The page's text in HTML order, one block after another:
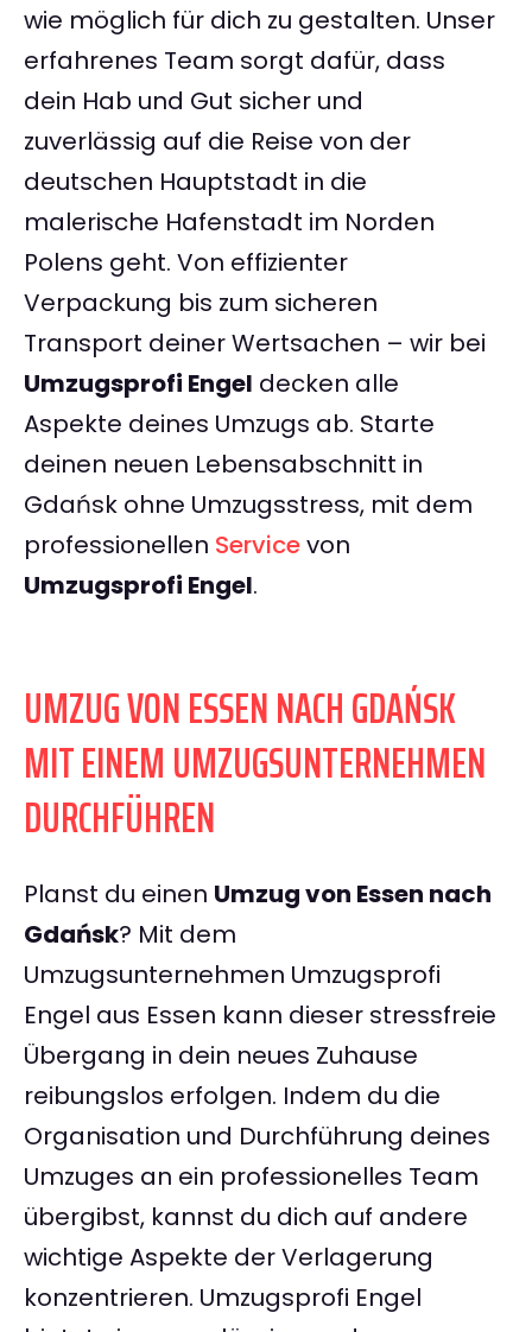
wie möglich für dich zu gestalten. Unser
erfahrenes Team sorgt dafür, dass
dein Hab und Gut sicher und
zuverlässig auf die Reise von der
deutschen Hauptstadt in die
malerische Hafenstadt im Norden
Polens geht. Von effizienter
Verpackung bis zum sicheren
Transport deiner Wertsachen – wir bei
Umzugsprofi Engel decken alle
Aspekte deines Umzugs ab. Starte
deinen neuen Lebensabschnitt in
Gdańsk ohne Umzugsstress, mit dem
professionellen Servicevon
Umzugsprofi Engel.
UMZUG VON ESSEN NACH GDAŃSK
MIT EINEM UMZUGSUNTERNEHMEN
DURCHFÜHREN
Planst du einen Umzug von Essen nach
Gdańsk? Mit dem
Umzugsunternehmen Umzugsprofi
Engel aus Essen kann dieser stressfreie
Übergang in dein neues Zuhause
reibungslos erfolgen. Indem du die
Organisation und Durchführung deines
Umzuges an ein professionelles Team
übergibst, kannst du dich auf andere
wichtige Aspekte der Verlagerung
konzentrieren. Umzugsprofi Engel